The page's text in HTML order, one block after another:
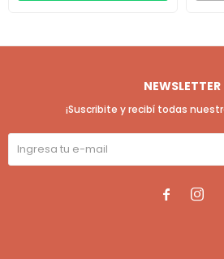
NEWSLETTER
¡Suscribite y recibí todas
 